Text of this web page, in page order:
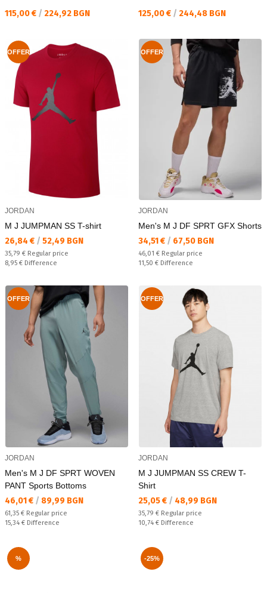
Текуща цена:
115,00 € / 224,92 BGN Текуща цена:
125,00 € / 244,48 BGN
OFFER
JORDAN
M J JUMPMAN SS T-shirt
Текуща цена:
26,84 € / 52,49 BGN
Regular price:
35,79 € Regular price
Спестявате:
8,95 € Difference
OFFER
JORDAN
Men's M J DF SPRT GFX Shorts
Текуща цена:
34,51 € / 67,50 BGN
Regular price:
46,01 € Regular price
Спестявате:
11,50 € Difference
OFFER
JORDAN
Men's M J DF SPRT WOVEN
PANT Sports Bottoms
Текуща цена:
46,01 € / 89,99 BGN
Regular price:
61,35 € Regular price
Спестявате:
15,34 € Difference
OFFER
JORDAN
M J JUMPMAN SS CREW T-
Shirt
Текуща цена:
25,05 € / 48,99 BGN
Regular price:
35,79 € Regular price
Спестявате:
10,74 € Difference
% -25%